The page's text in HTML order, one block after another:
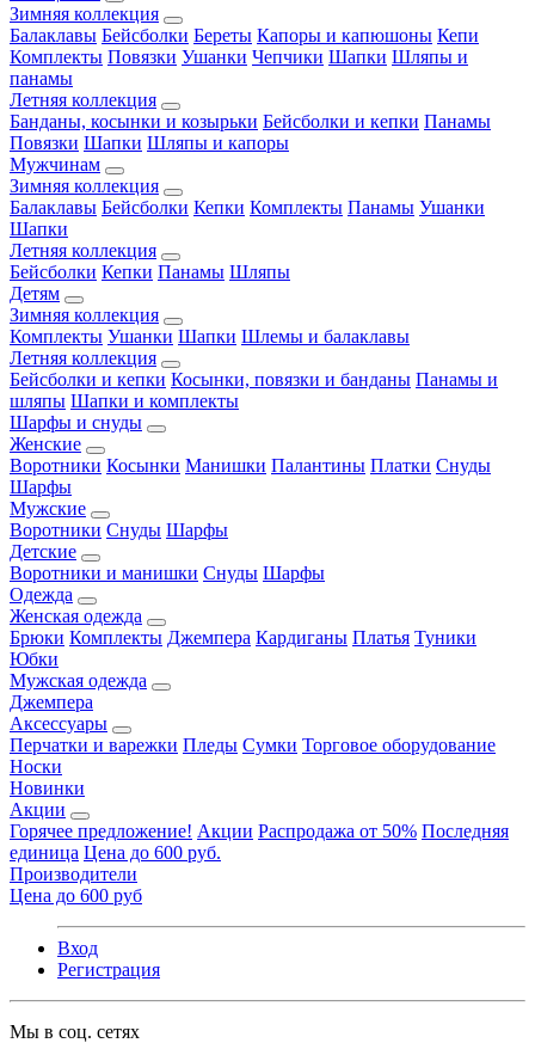
Зимняя коллекция
Балаклавы Бейсболки Береты Капоры и капюшоны Кепи
Комплекты Повязки Ушанки Чепчики Шапки Шляпы и
панамы
Летняя коллекция
Банданы, косынки и козырьки Бейсболки и кепки Панамы
Повязки Шапки Шляпы и капоры
Мужчинам
Зимняя коллекция
Балаклавы Бейсболки Кепки Комплекты Панамы Ушанки
Шапки
Летняя коллекция
Бейсболки Кепки Панамы Шляпы
Детям
Зимняя коллекция
Комплекты Ушанки Шапки Шлемы и балаклавы
Летняя коллекция
Бейсболки и кепки Косынки, повязки и банданы Панамы и
шляпы Шапки и комплекты
Шарфы и снуды
Женские
Воротники Косынки Манишки Палантины Платки Снуды
Шарфы
Мужские
Воротники Снуды Шарфы
Детские
Воротники и манишки Снуды Шарфы
Одежда
Женская одежда
Брюки Комплекты Джемпера Кардиганы Платья Туники
Юбки
Мужская одежда
Джемпера
Аксессуары
Перчатки и варежки Пледы Сумки Торговое оборудование
Носки
Новинки
Акции
Горячее предложение! Акции Распродажа от 50% Последняя
единица Цена до 600 руб.
Производители
Цена до 600 руб
Вход
Регистрация
Мы в соц. сетях